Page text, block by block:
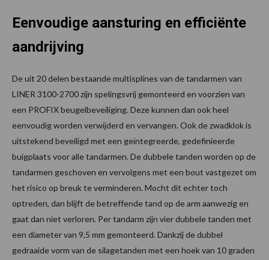
Eenvoudige aansturing en efficiënte
aandrijving
De uit 20 delen bestaande multisplines van de tandarmen van
LINER 3100-2700 zijn spelingsvrij gemonteerd en voorzien van
een PROFIX beugelbeveiliging. Deze kunnen dan ook heel
eenvoudig worden verwijderd en vervangen. Ook de zwadklok is
uitstekend beveiligd met een geïntegreerde, gedefinieerde
buigplaats voor alle tandarmen. De dubbele tanden worden op de
tandarmen geschoven en vervolgens met een bout vastgezet om
het risico op breuk te verminderen. Mocht dit echter toch
optreden, dan blijft de betreffende tand op de arm aanwezig en
gaat dan niet verloren. Per tandarm zijn vier dubbele tanden met
een diameter van 9,5 mm gemonteerd. Dankzij de dubbel
gedraaide vorm van de silagetanden met een hoek van 10 graden